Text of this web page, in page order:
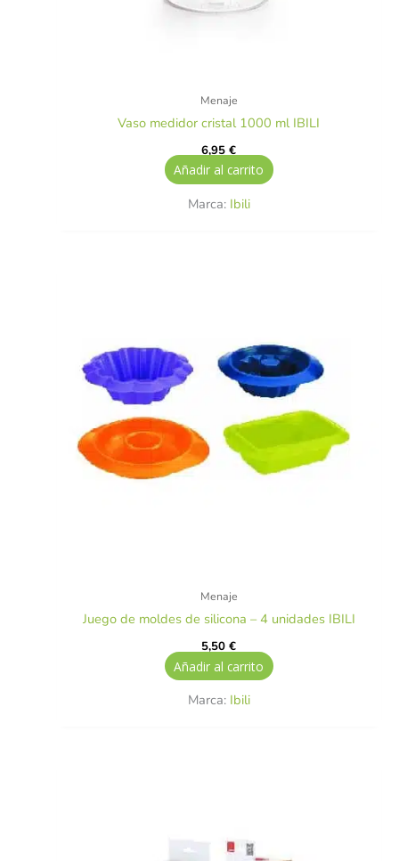
Menaje
Vaso medidor cristal 1000 ml IBILI
6,95€
Añadir al carrito
Marca: Ibili
Menaje
Juego de moldes de silicona – 4 unidades IBILI
5,50€
Añadir al carrito
Marca: Ibili